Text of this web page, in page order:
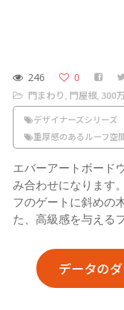
246
0
門まわり 門屋根, 300
デザイナーズシリーズ
重厚感のあるルーフ空
エバーアートボード
み合わせになります
フのゲートに斜めの
た、高級感を与える
データの